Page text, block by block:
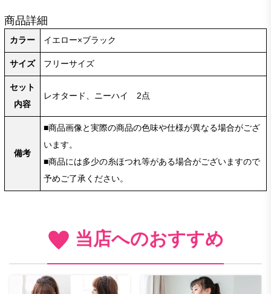
商品詳細
カラー イエロー×ブラック
サイズ フリーサイズ
セット
内容
レオタード、ニーハイ 2点
備考
■商品画像と実際の商品の色味や仕様が異なる場合がござ
います。
■商品には多少の糸ほつれ等がある場合がございますので
予めご了承ください。
当店へのおすすめ